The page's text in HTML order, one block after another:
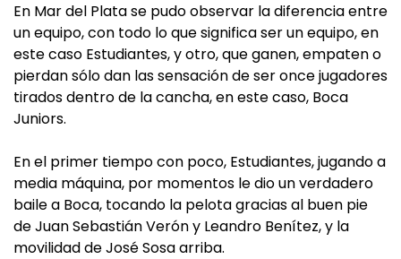
En Mar del Plata se pudo observar la diferencia entre
un equipo, con todo lo que significa ser un equipo, en
este caso Estudiantes, y otro, que ganen, empaten o
pierdan sólo dan las sensación de ser once jugadores
tirados dentro de la cancha, en este caso, Boca
Juniors.
En el primer tiempo con poco, Estudiantes, jugando a
media máquina, por momentos le dio un verdadero
baile a Boca, tocando la pelota gracias al buen pie
de Juan Sebastián Verón y Leandro Benítez, y la
movilidad de José Sosa arriba.